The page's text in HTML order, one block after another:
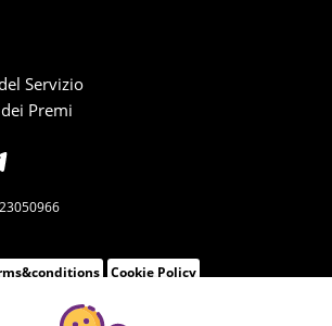
Servizio
Premi
Cookie Policy